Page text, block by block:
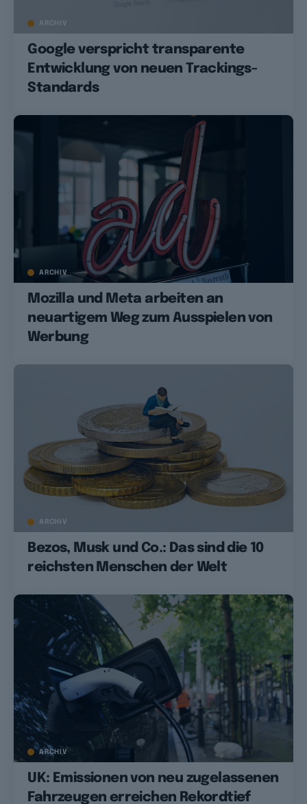
ARCHIV
Google verspricht transparente
Entwicklung von neuen Trackings-
Standards
ARCHIV
Mozilla und Meta arbeiten an
neuartigem Weg zum Ausspielen von
Werbung
ARCHIV
Bezos, Musk und Co.: Das sind die 10
reichsten Menschen der Welt
ARCHIV
UK: Emissionen von neu zugelassenen
Fahrzeugen erreichen Rekordtief